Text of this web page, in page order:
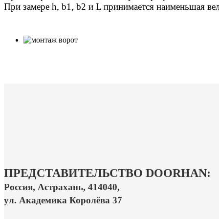
При замере h, b1, b2 и L принимается наименьшая
ПРЕДСТАВИТЕЛЬСТВО DOORHAN:
Россия, Астрахань, 414040,
ул. Академика Королёва 37